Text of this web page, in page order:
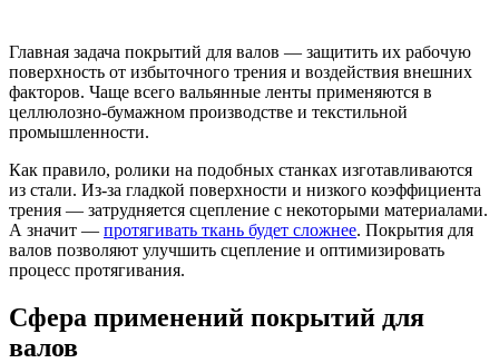
Главная задача покрытий для валов — защитить их рабочую
поверхность от избыточного трения и воздействия внешних
факторов. Чаще всего вальянные ленты применяются в
целлюлозно-бумажном производстве и текстильной
промышленности.
Как правило, ролики на подобных станках изготавливаются
из стали. Из-за гладкой поверхности и низкого коэффициента
трения — затрудняется сцепление с некоторыми материалами.
А значит — протягивать ткань будет сложнее. Покрытия для
валов позволяют улучшить сцепление и оптимизировать
процесс протягивания.
Сфера применений покрытий для
валов